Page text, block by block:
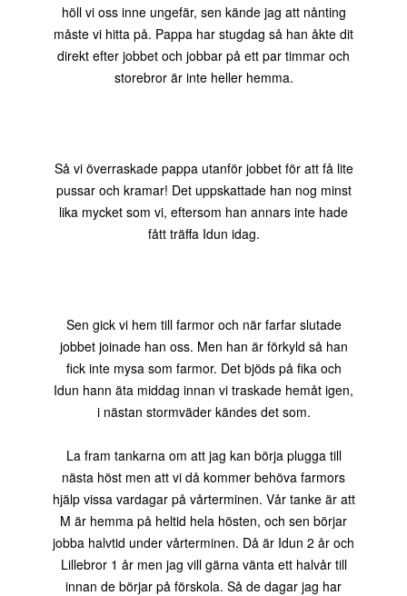
höll vi oss inne ungefär, sen kände jag att nånting
måste vi hitta på. Pappa har stugdag så han åkte dit
direkt efter jobbet och jobbar på ett par timmar och
storebror är inte heller hemma.
Så vi överraskade pappa utanför jobbet för att få lite
pussar och kramar! Det uppskattade han nog minst
lika mycket som vi, eftersom han annars inte hade
fått träffa Idun idag.
Sen gick vi hem till farmor och när farfar slutade
jobbet joinade han oss. Men han är förkyld så han
fick inte mysa som farmor. Det bjöds på fika och
Idun hann äta middag innan vi traskade hemåt igen,
i nästan stormväder kändes det som.
La fram tankarna om att jag kan börja plugga till
nästa höst men att vi då kommer behöva farmors
hjälp vissa vardagar på vårterminen. Vår tanke är att
M är hemma på heltid hela hösten, och sen börjar
jobba halvtid under vårterminen. Då är Idun 2 år och
Lillebror 1 år men jag vill gärna vänta ett halvår till
innan de börjar på förskola. Så de dagar jag har